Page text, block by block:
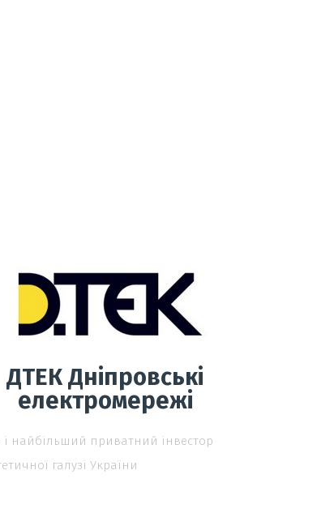
ДТЕК Дніпровські
електромережі
і найбільший приватний інвестор
галузі України